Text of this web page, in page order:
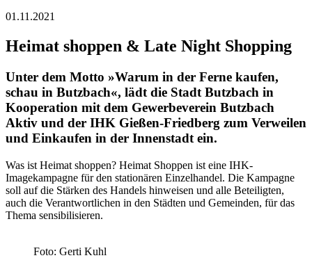
01.11.2021
Heimat shoppen & Late Night Shopping
Unter dem Motto »Warum in der Ferne kaufen,
schau in Butzbach«, lädt die Stadt Butzbach in
Kooperation mit dem Gewerbeverein Butzbach
Aktiv und der IHK Gießen-Friedberg zum Verweilen
und Einkaufen in der Innenstadt ein.
Was ist Heimat shoppen? Heimat Shoppen ist eine IHK-
Imagekampagne für den stationären Einzelhandel. Die Kampagne
soll auf die Stärken des Handels hinweisen und alle Beteiligten,
auch die Verantwortlichen in den Städten und Gemeinden, für das
Thema sensibilisieren.
Foto: Gerti Kuhl